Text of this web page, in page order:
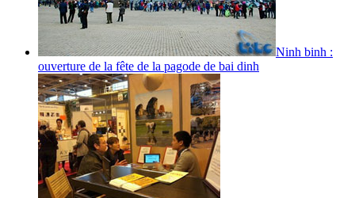
Ninh binh :
ouverture de la fête de la pagode de bai dinh